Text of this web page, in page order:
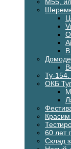
Ту-
ОКБ
60 лет
Склад